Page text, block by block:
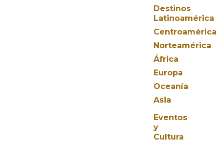
Destinos
Latinoamérica
Centroamérica
Norteamérica
África
Europa
Oceanía
Asia
Eventos
y
Cultura